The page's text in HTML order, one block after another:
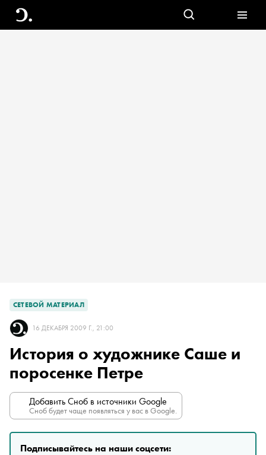
СЕТЕВОЙ МАТЕРИАЛ
16 ДЕКАБРЯ 2009 Г., 21:00
История о художнике Саше и
поросенке Петре
Добавить Сноб в источники Google
Сноб будет чаще появляться у вас в Google.
Подписывайтесь на наши соцсети: